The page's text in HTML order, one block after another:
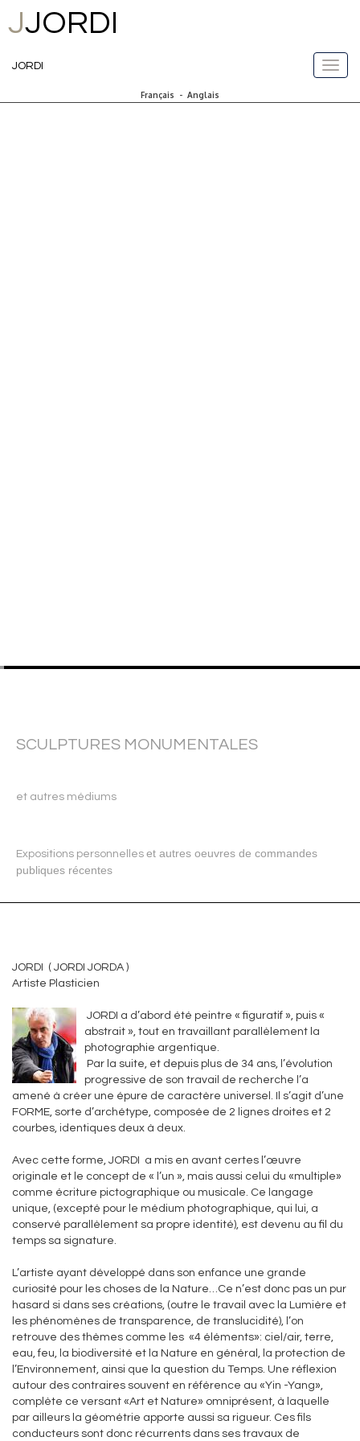
JJORDI
JORDI
Français - Anglais
SCULPTURES MONUMENTALES
et autres médiums
Expositions personnelles et autres oeuvres de commandes
publiques récentes
JORDI ( JORDI JORDA )
Artiste Plasticien
JORDI a d’abord été peintre « figuratif », puis «
abstrait », tout en travaillant parallèlement la
photographie argentique.
Par la suite, et depuis plus de 34 ans, l’évolution
progressive de son travail de recherche l’a
amené à créer une épure de caractère universel. Il s’agit d’une
FORME, sorte d’archétype, composée de 2 lignes droites et 2
courbes, identiques deux à deux.
Avec cette forme, JORDI a mis en avant certes l’œuvre
originale et le concept de « l’un », mais aussi celui du «multiple»
comme écriture pictographique ou musicale. Ce langage
unique, (excepté pour le médium photographique, qui lui, a
conservé parallèlement sa propre identité), est devenu au fil du
temps sa signature.
L’artiste ayant développé dans son enfance une grande
curiosité pour les choses de la Nature…Ce n’est donc pas un pur
hasard si dans ses créations, (outre le travail avec la Lumière et
les phénomènes de transparence, de translucidité), l’on
retrouve des thèmes comme les «4 éléments»: ciel/air, terre,
eau, feu, la biodiversité et la Nature en général, la protection de
l’Environnement, ainsi que la question du Temps. Une réflexion
autour des contraires souvent en référence au «Yin -Yang»,
complète ce versant «Art et Nature» omniprésent, à laquelle
par ailleurs la géométrie apporte aussi sa rigueur. Ces fils
conducteurs sont donc récurrents dans ses travaux de